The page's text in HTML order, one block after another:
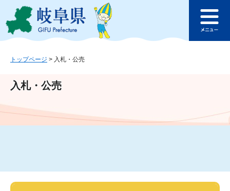
ジ
ュ
文
このページの本文へ
ュ
トップページ > 入札・公売
入札・公売